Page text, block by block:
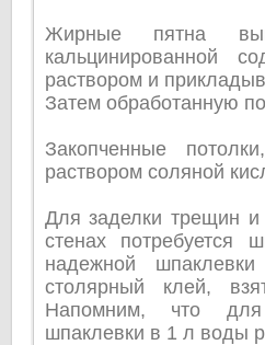
Жирные пятна
кальцинированной
раствором и
Затем обработанную
Закопченные
раствором соляной
Для заделки трещин
стенах потребуется
надежной
столярный клей,
Напомним, что для
шпаклевки в 1 л воды